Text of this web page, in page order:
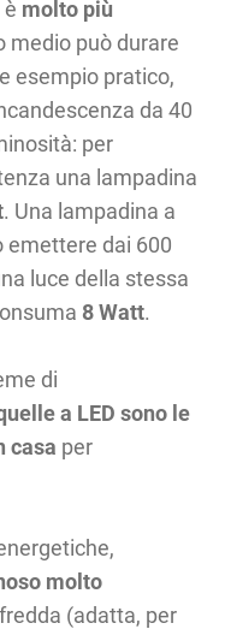
molto più
medio può durare
esempio pratico,
da 40
per
una lampadina
. Una lampadina a
emettere dai 600
luce della stessa
8 Watt.
di
a LED sono le
casa per
molto
(adatta, per